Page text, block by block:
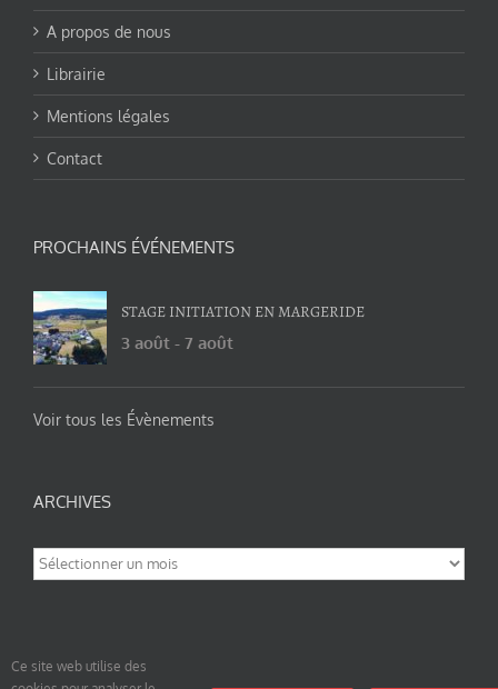
A propos de nous
Librairie
Mentions légales
Contact
PROCHAINS ÉVÉNEMENTS
STAGE INITIATION EN MARGERIDE
3 août - 7 août
Voir tous les Évènements
ARCHIVES
Archives
Ce site web utilise des